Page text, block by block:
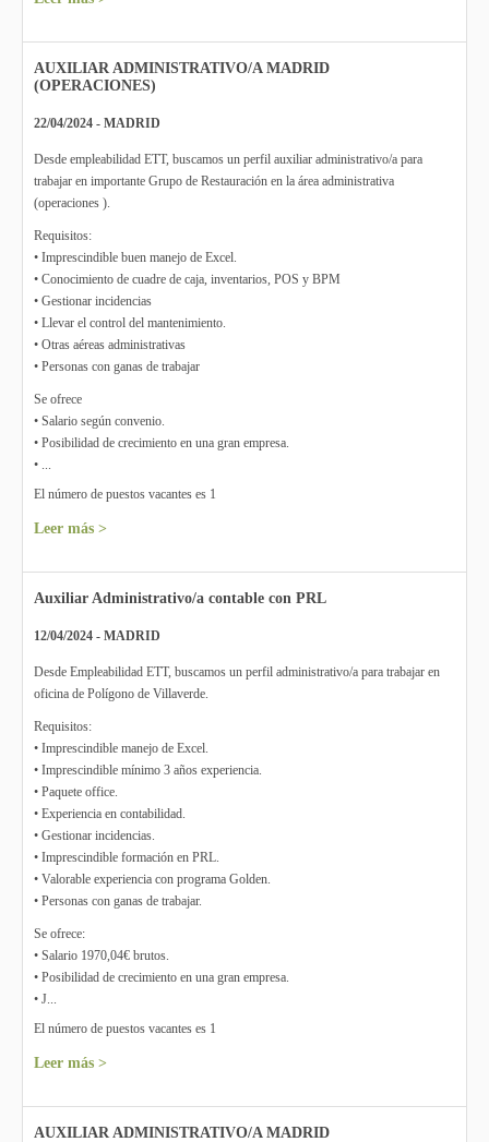
AUXILIAR ADMINISTRATIVO/A MADRID
(OPERACIONES)
22/04/2024 - MADRID
Desde empleabilidad ETT, buscamos un perfil auxiliar administrativo/a para
trabajar en importante Grupo de Restauración en la área administrativa
(operaciones ).
Requisitos:
• Imprescindible buen manejo de Excel.
• Conocimiento de cuadre de caja, inventarios, POS y BPM
• Gestionar incidencias
• Llevar el control del mantenimiento.
• Otras aéreas administrativas
• Personas con ganas de trabajar
Se ofrece
• Salario según convenio.
• Posibilidad de crecimiento en una gran empresa.
• ...
El número de puestos vacantes es 1
Leer más >
Auxiliar Administrativo/a contable con PRL
12/04/2024 - MADRID
Desde Empleabilidad ETT, buscamos un perfil administrativo/a para trabajar en
oficina de Polígono de Villaverde.
Requisitos:
• Imprescindible manejo de Excel.
• Imprescindible mínimo 3 años experiencia.
• Paquete office.
• Experiencia en contabilidad.
• Gestionar incidencias.
• Imprescindible formación en PRL.
• Valorable experiencia con programa Golden.
• Personas con ganas de trabajar.
Se ofrece:
• Salario 1970,04€ brutos.
• Posibilidad de crecimiento en una gran empresa.
• J...
El número de puestos vacantes es 1
Leer más >
AUXILIAR ADMINISTRATIVO/A MADRID